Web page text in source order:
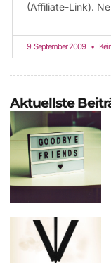
(Affiliate-Link).
9. September 2009
Aktuellste